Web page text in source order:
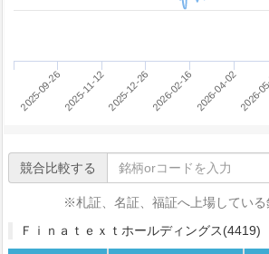
2025-09-26 2025-11-12 2025-12-26 2026-02-16 2026-04-02
競合比較する
※札証、名証、福証へ上場している
Ｆｉｎａｔｅｘｔホールディングス(4419)